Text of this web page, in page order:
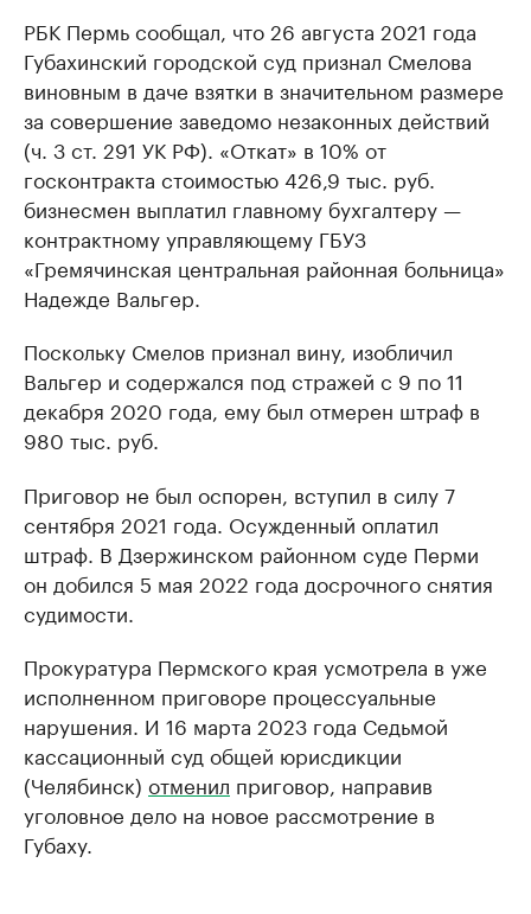
РБК Пермь сообщал, что 26 августа 2021 года
Губахинский городской суд признал Смелова
виновным в даче взятки в значительном размере
за совершение заведомо незаконных действий
(ч. 3 ст. 291 УК РФ). «Откат» в 10% от
госконтракта стоимостью 426,9 тыс. руб.
бизнесмен выплатил главному бухгалтеру —
контрактному управляющему ГБУЗ
«Гремячинская центральная районная больница»
Надежде Вальгер.
Поскольку Смелов признал вину, изобличил
Вальгер и содержался под стражей с 9 по 11
декабря 2020 года, ему был отмерен штраф в
980 тыс. руб.
Приговор не был оспорен, вступил в силу 7
сентября 2021 года. Осужденный оплатил
штраф. В Дзержинском районном суде Перми
он добился 5 мая 2022 года досрочного снятия
судимости.
Прокуратура Пермского края усмотрела в уже
исполненном приговоре процессуальные
нарушения. И 16 марта 2023 года Седьмой
кассационный суд общей юрисдикции
(Челябинск) отменил приговор, направив
уголовное дело на новое рассмотрение в
Губаху.